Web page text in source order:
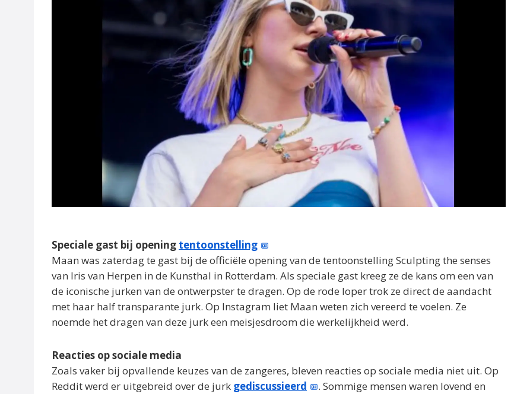
Speciale gast bij opening tentoonstelling
Maan was zaterdag te gast bij de officiële opening van de tentoonstelling Sculpting the senses
van Iris van Herpen in de Kunsthal in Rotterdam. Als speciale gast kreeg ze de kans om een van
de iconische jurken van de ontwerpster te dragen. Op de rode loper trok ze direct de aandacht
met haar half transparante jurk. Op Instagram liet Maan weten zich vereerd te voelen. Ze
noemde het dragen van deze jurk een meisjesdroom die werkelijkheid werd.
Reacties op sociale media
Zoals vaker bij opvallende keuzes van de zangeres, bleven reacties op sociale media niet uit. Op
Reddit werd er uitgebreid over de jurk gediscussieerd
. Sommige mensen waren lovend en